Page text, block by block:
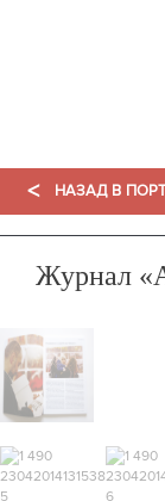
< НАЗАД В
Журнал